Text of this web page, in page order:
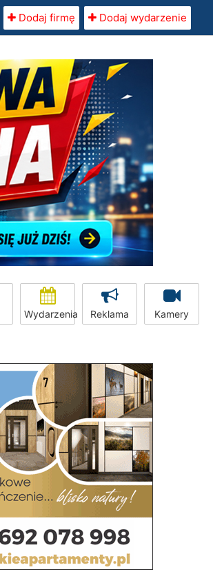
Dodaj firmę Dodaj wydarzenie
Wydarzenia Reklama Kamery